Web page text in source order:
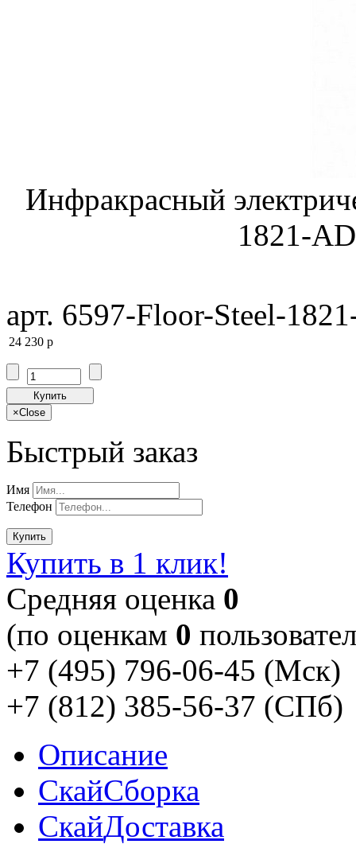
Инфракрасный
1821-
арт. 6597-Floor-Steel-
24 230 p
Купить
×Close
Быстрый заказ
Имя
Телефон
Купить
Купить в 1 клик!
Cредняя оценка 0
(по оценкам 0
+7 (495) 796-06-45 (Мск)
+7 (812) 385-56-37 (СПб)
Описание
СкайСборка
СкайДоставка